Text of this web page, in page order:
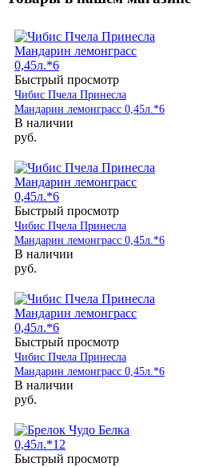
Быстрый просмотр
Чибис Пчела Принесла
Мандарин лемонграсс 0,45л.*6
В наличии
руб.
Быстрый просмотр
Чибис Пчела Принесла
Мандарин лемонграсс 0,45л.*6
В наличии
руб.
Быстрый просмотр
Чибис Пчела Принесла
Мандарин лемонграсс 0,45л.*6
В наличии
руб.
Быстрый просмотр